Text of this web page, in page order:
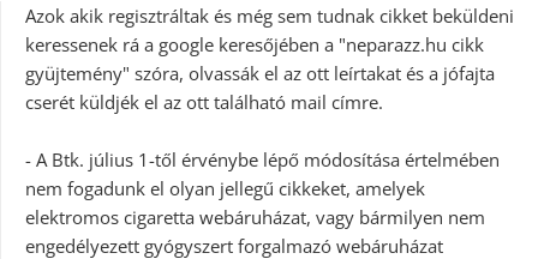
Azok akik regisztráltak és még sem tudnak cikket beküldeni
keressenek rá a google keresőjében a "neparazz.hu cikk
gyüjtemény" szóra, olvassák el az ott leírtakat és a jófajta
cserét küldjék el az ott található mail címre.
- A Btk. július 1-től érvénybe lépő módosítása értelmében
nem fogadunk el olyan jellegű cikkeket, amelyek
elektromos cigaretta webáruházat, vagy bármilyen nem
engedélyezett gyógyszert forgalmazó webáruházat